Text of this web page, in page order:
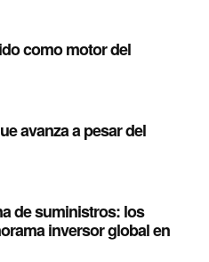
como motor del
avanza a pesar del
de suministros: los
inversor global en